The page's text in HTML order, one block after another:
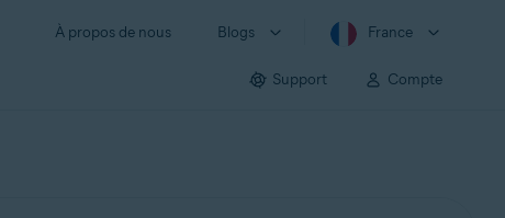
À propos de nous Blogs France
Support Compte